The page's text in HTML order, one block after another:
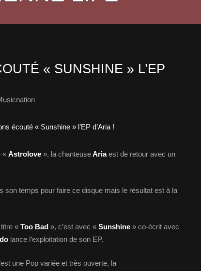
« SUNSHINE » L’EP
« Astrolove », la chanteuseAriaest de retour avec un
son temps pour faire ce disque mais le résultat est à la
« Too Bad », c’est avec « Sunshine » co-écrit avec
lance l’exploitation de son EP.
une Pop variée et très ouverte, la